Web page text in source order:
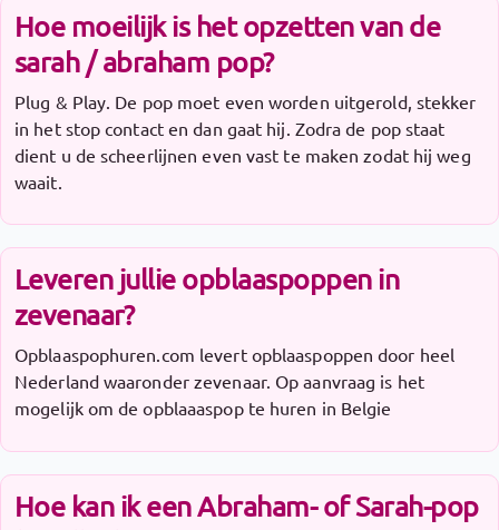
Hoe moeilijk is het opzetten van de
sarah / abraham pop?
Plug & Play. De pop moet even worden uitgerold, stekker
in het stop contact en dan gaat hij. Zodra de pop staat
dient u de scheerlijnen even vast te maken zodat hij weg
waait.
Leveren jullie opblaaspoppen in
zevenaar?
Opblaaspophuren.com levert opblaaspoppen door heel
Nederland waaronder zevenaar. Op aanvraag is het
mogelijk om de opblaaaspop te huren in Belgie
Hoe kan ik een Abraham- of Sarah-pop